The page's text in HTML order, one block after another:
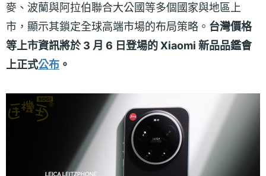
麥、波蘭與阿拉伯聯合大公國等多個國家與地區上
市，顯示其鎖定全球高端市場的布局策略。 台灣價格
等上市資訊將於 3 月 6 日登場的 Xiaomi 新品品鑑會
上正式公布 。